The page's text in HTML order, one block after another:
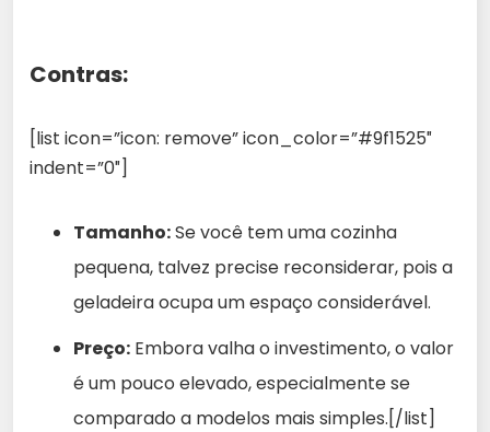
Contras:
[list icon=”icon: remove” icon_color=”#9f1525″
indent=”0″]
Tamanho:Se você tem uma cozinha
pequena, talvez precise reconsiderar, pois a
geladeira ocupa um espaço considerável.
Preço: Embora valha o investimento, o valor
é um pouco elevado, especialmente se
comparado a modelos mais simples.[/list]